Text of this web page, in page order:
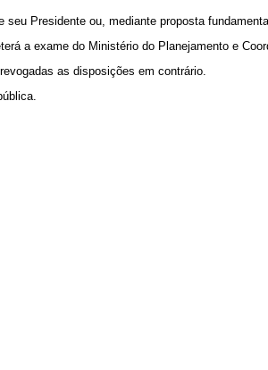
Presidente ou, mediante proposta
a exame do Ministério do Planejamento e
as disposições em contrário.